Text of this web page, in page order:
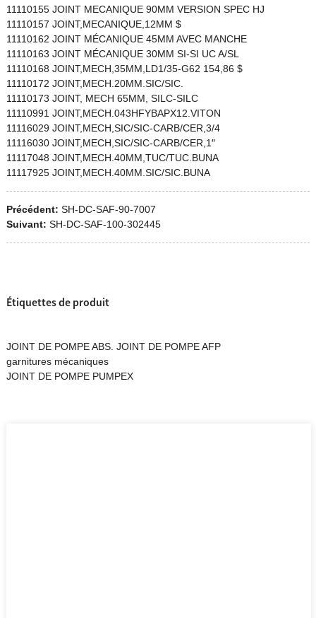
11110155 JOINT MECANIQUE 90MM VERSION SPEC HJ
11110157 JOINT,MECANIQUE,12MM $
11110162 JOINT MÉCANIQUE 45MM AVEC MANCHE
11110163 JOINT MÉCANIQUE 30MM SI-SI UC A/SL
11110168 JOINT,MECH,35MM,LD1/35-G62 154,86 $
11110172 JOINT,MECH.20MM.SIC/SIC.
11110173 JOINT, MECH 65MM, SILC-SILC
11110991 JOINT,MECH.043HFYBAPX12.VITON
11116029 JOINT,MECH,SIC/SIC-CARB/CER,3/4
11116030 JOINT,MECH,SIC/SIC-CARB/CER,1″
11117048 JOINT,MECH.40MM,TUC/TUC.BUNA
11117925 JOINT,MECH.40MM.SIC/SIC.BUNA
Précédent: SH-DC-SAF-90-7007
Suivant: SH-DC-SAF-100-302445
Étiquettes de produit
JOINT DE POMPE ABS. JOINT DE POMPE AFP
garnitures mécaniques
JOINT DE POMPE PUMPEX